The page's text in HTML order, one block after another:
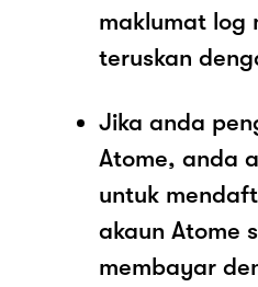
maklumat log
teruskan
Jika anda
Atome, anda
untuk
akaun Atome
membayar